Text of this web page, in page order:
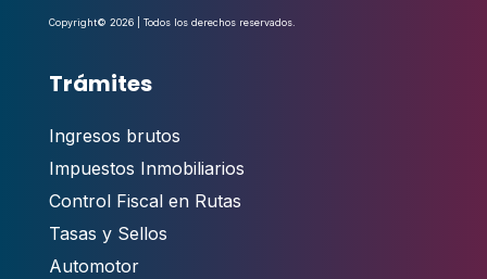
Copyright© 2026 | Todos los derechos reservados.
Trámites
Ingresos brutos
Impuestos Inmobiliarios
Control Fiscal en Rutas
Tasas y Sellos
Automotor